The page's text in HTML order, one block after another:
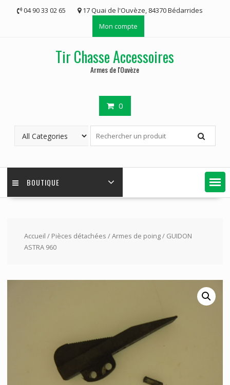
04 90 33 02 65
17 Quai de l'Ouvèze, 84370 Bédarrides
Mon compte
Tir Chasse Accessoires
Armes de l'Ouvèze
0
BOUTIQUE
Accueil / Pièces détachées /Armes de poing/ GUIDON
ASTRA 960